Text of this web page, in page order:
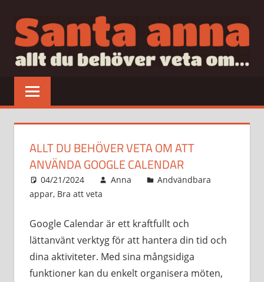
innehåll
allt
veta
ALLT DU BEHÖVER VETA OM ATT
ANVÄNDA GOOGLE CALENDAR
04/21/2024 Anna
Andvändbara
appar, Bra att veta
Google Calendar är ett kraftfullt och
lättanvänt verktyg för att hantera din tid och
dina aktiviteter. Med sina mångsidiga
funktioner kan du enkelt organisera möten,